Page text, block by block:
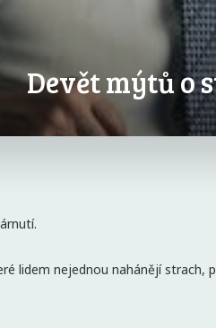
Devět mýtů o
lidem nejednou nahánějí